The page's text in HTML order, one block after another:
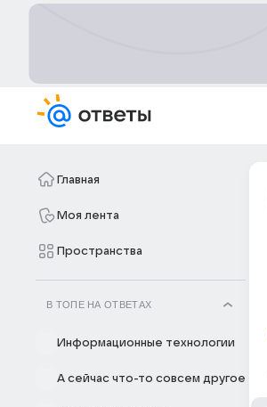
Главная
Моя лента
Пространства
В ТОПЕ НА ОТВЕТАХ
Информационные технологии
А сейчас что-то совсем другое